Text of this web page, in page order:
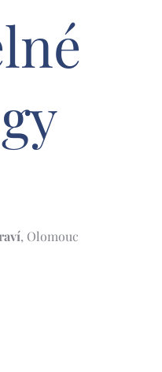
, Olomouc